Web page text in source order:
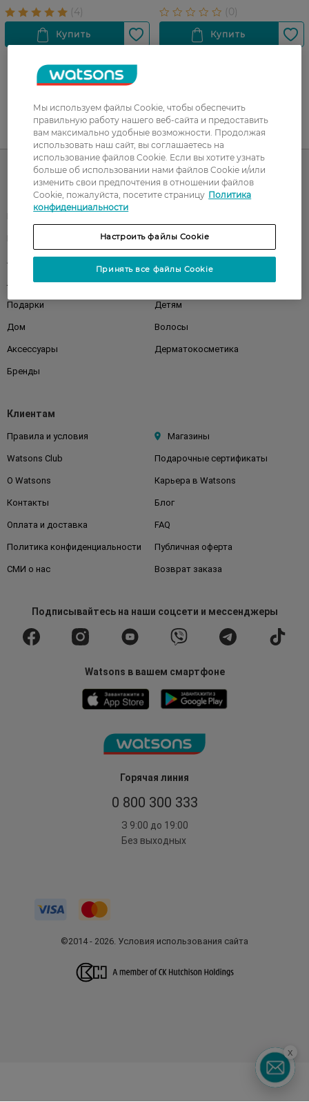
UA RU
Горячая линия
0 800 300 333
З 9:00 до 19:00
Без выходных
Каталог
Здоровье
Акции
Лицо Тело
Подарки Детям
Дом Волосы
Аксессуары Дерматокосметика
Бренды
Клиентам
Правила и условия Магазины
Watsons Club Подарочные сертификаты
О Watsons Карьера в Watsons
Контакты Блог
Оплата и доставка FAQ
Политика конфиденциальности Публичная оферта
СМИ о нас Возврат заказа
Подписывайтесьна наши соцсети и мессенджеры
Watsons в вашем смартфоне
©2014 - 2026. Условия использования сайта
x
Мы используем файлы Cookie, чтобы обеспечить
правильную работу нашего веб-сайта и предоставить
вам максимально удобные возможности. Продолжая
использовать наш сайт, вы соглашаетесь на
использование файлов Cookie. Если вы хотите узнать
больше об использовании нами файлов Cookie и/или
изменить свои предпочтения в отношении файлов
Cookie, пожалуйста, посетите страницу Политика
конфиденциальности
Настроить файлы Cookie
Принять все файлы Cookie